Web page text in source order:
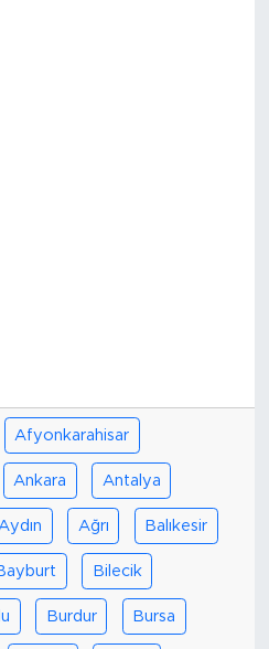
Afyonkarahisar
Ankara Antalya
Aydın Ağrı Balıkesir
Bilecik
Burdur Bursa